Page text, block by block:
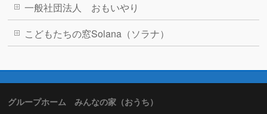
一般社団法人 おもいやり
こどもたちの窓Solana（ソラナ）
グループホーム みんなの家（おうち）